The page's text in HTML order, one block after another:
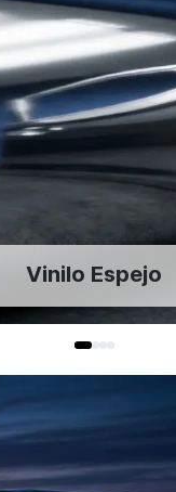
Vinilo Espejo